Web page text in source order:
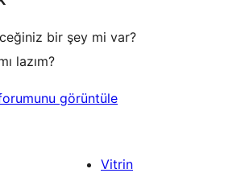
bir şey mi var?
lazım?
görüntüle
Vitrin